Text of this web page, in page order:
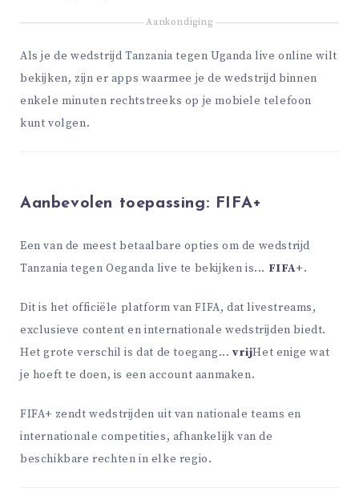
Aankondiging
Als je de wedstrijd Tanzania tegen Uganda live online wilt
bekijken, zijn er apps waarmee je de wedstrijd binnen
enkele minuten rechtstreeks op je mobiele telefoon
kunt volgen.
Aanbevolen toepassing: FIFA+
Een van de meest betaalbare opties om de wedstrijd
Tanzania tegen Oeganda live te bekijken is... FIFA+.
Dit is het officiële platform van FIFA, dat livestreams,
exclusieve content en internationale wedstrijden biedt.
Het grote verschil is dat de toegang...vrijHet enige wat
je hoeft te doen, is een account aanmaken.
FIFA+ zendt wedstrijden uit van nationale teams en
internationale competities, afhankelijk van de
beschikbare rechten in elke regio.